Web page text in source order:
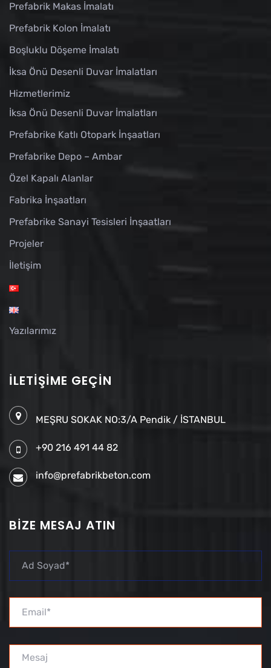
Prefabrik Makas İmalatı
Prefabrik Kolon İmalatı
Boşluklu Döşeme İmalatı
İksa Önü Desenli Duvar İmalatları
Hizmetlerimiz
İksa Önü Desenli Duvar İmalatları
Prefabrike Katlı Otopark İnşaatları
Prefabrike Depo – Ambar
Özel Kapalı Alanlar
Fabrika İnşaatları
Prefabrike Sanayi Tesisleri İnşaatları
Projeler
İletişim
Yazılarımız
İLETIŞIME GEÇIN
MEŞRU SOKAK NO:3/A Pendik / İSTANBUL
+90 216 491 44 82
info@prefabrikbeton.com
BIZE MESAJ ATIN